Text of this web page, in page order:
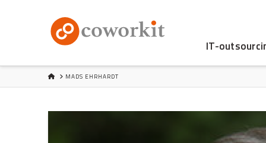
IT-
HOMEMADS EHRHARDT